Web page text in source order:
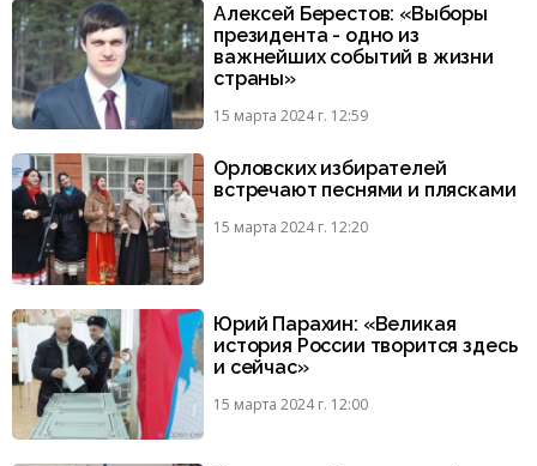
Алексей Берестов: «Выборы
президента - одно из
важнейших событий в жизни
страны»
15 марта 2024 г. 12:59
Орловских избирателей
встречают песнями и плясками
15 марта 2024 г. 12:20
Юрий Парахин: «Великая
история России творится здесь
и сейчас»
15 марта 2024 г. 12:00